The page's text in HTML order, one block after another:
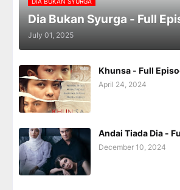
Dia Bukan Syurga - Full
July 01, 2025
Khunsa - Full
April 24, 2024
Andai Tiada Dia -
December 10, 2024